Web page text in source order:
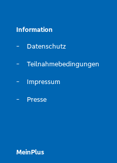
Information
Datenschutz
Teilnahmebedingungen
Impressum
Presse
MeinPlus